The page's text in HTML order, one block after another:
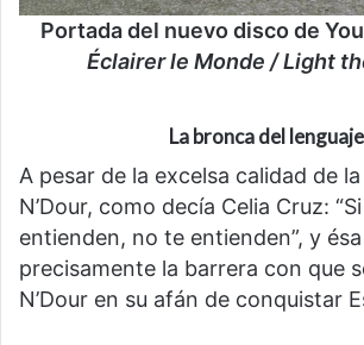
Portada del nuevo disco de
Éclairer le Monde / Light
La bronca del lenguaje
A pesar de la excelsa calidad de
N’Dour, como decía Celia Cruz:
entienden, no te entienden”, y
precisamente la barrera con que
N’Dour en su afán de conquistar